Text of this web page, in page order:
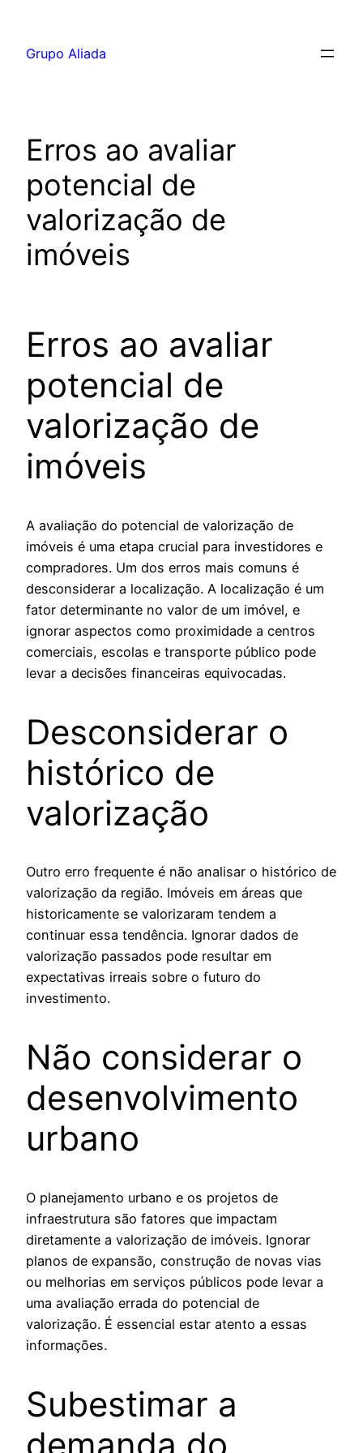
Grupo Aliada
Erros ao avaliar
potencial de
valorização de
imóveis
Erros ao avaliar
potencial de
valorização de
imóveis
A avaliação do potencial de valorização de
imóveis é uma etapa crucial para investidores e
compradores. Um dos erros mais comuns é
desconsiderar a localização. A localização é um
fator determinante no valor de um imóvel, e
ignorar aspectos como proximidade a centros
comerciais, escolas e transporte público pode
levar a decisões financeiras equivocadas.
Desconsiderar o
histórico de
valorização
Outro erro frequente é não analisar o histórico de
valorização da região. Imóveis em áreas que
historicamente se valorizaram tendem a
continuar essa tendência. Ignorar dados de
valorização passados pode resultar em
expectativas irreais sobre o futuro do
investimento.
Não considerar o
desenvolvimento
urbano
O planejamento urbano e os projetos de
infraestrutura são fatores que impactam
diretamente a valorização de imóveis. Ignorar
planos de expansão, construção de novas vias
ou melhorias em serviços públicos pode levar a
uma avaliação errada do potencial de
valorização. É essencial estar atento a essas
informações.
Subestimar a
demanda do